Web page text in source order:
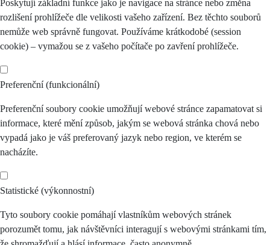
Poskytují základní funkce jako je navigace na stránce nebo změna
rozlišení prohlížeče dle velikosti vašeho zařízení. Bez těchto souborů
nemůže web správně fungovat. Používáme krátkodobé (session
cookie) – vymažou se z vašeho počítače po zavření prohlížeče.
Preferenční (funkcionální)
Preferenční soubory cookie umožňují webové stránce zapamatovat si
informace, které mění způsob, jakým se webová stránka chová nebo
vypadá jako je váš preferovaný jazyk nebo region, ve kterém se
nacházíte.
Statistické (výkonnostní)
Tyto soubory cookie pomáhají vlastníkům webových stránek
porozumět tomu, jak návštěvníci interagují s webovými stránkami tím,